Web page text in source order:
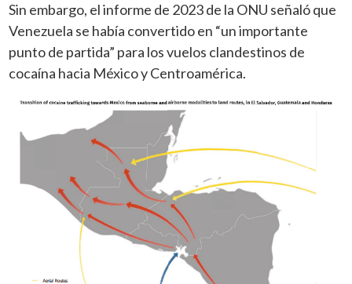
Sin embargo, el informe de 2023 de la ONU señaló que
Venezuela se había convertido en “un importante
punto de partida” para los vuelos clandestinos de
cocaína hacia México y Centroamérica.